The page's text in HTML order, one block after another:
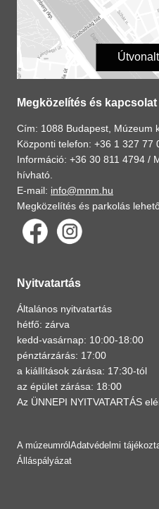
Megközelítés és kapcsolat
Cím: 1088 Budapest, Múzeum
Központi telefon: +36 1 327 77
Információ: +36 30 811 4794 /
hívható.
E-mail: info@mnm.hu
Megközelítés és parkolás
Nyitvatartás
Általános nyitvatartás
hétfő: zárva
kedd-vasárnap: 10:00-18:00
pénztárzárás: 17:00
a kiállítások zárása: 17:30-tól
az épület zárása: 18:00
Az ÜNNEPI NYITVATARTÁS
A múzeumról Adatvédelmi
Álláspályázat